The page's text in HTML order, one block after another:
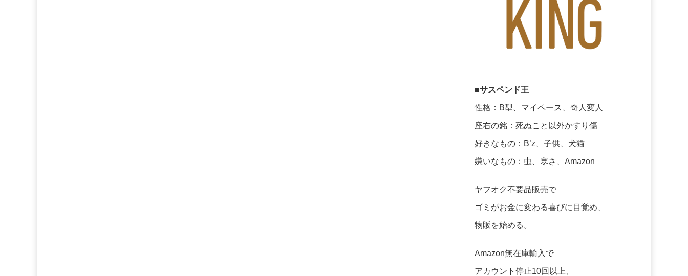
■サスペンド王
性格：B型、マイペース、奇人変人
座右の銘：死ぬこと以外かすり傷
好きなもの：B’z、子供、犬猫
嫌いなもの：虫、寒さ、Amazon
ヤフオク不要品販売で
ゴミがお金に変わる喜びに目覚め、
物販を始める。
Amazon無在庫輸入で
アカウント停止10回以上、